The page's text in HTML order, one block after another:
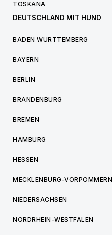
TOSKANA
DEUTSCHLAND MIT HUND
BADEN WÜRTTEMBERG
BAYERN
BERLIN
BRANDENBURG
BREMEN
HAMBURG
HESSEN
MECKLENBURG-VORPOMMERN
NIEDERSACHSEN
NORDRHEIN-WESTFALEN